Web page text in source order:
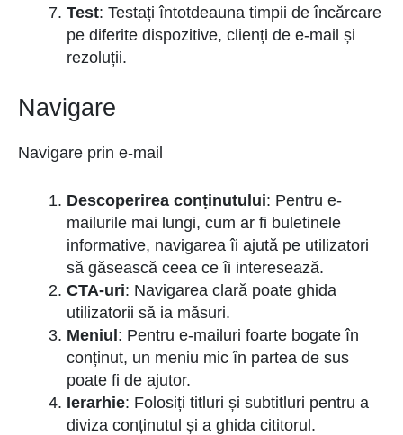
Test: Testați întotdeauna timpii de încărcare
pe diferite dispozitive, clienți de e-mail și
rezoluții.
Navigare
Navigare prin e-mail
Descoperirea conținutului: Pentru e-
mailurile mai lungi, cum ar fi buletinele
informative, navigarea îi ajută pe utilizatori
să găsească ceea ce îi interesează.
CTA-uri: Navigarea clară poate ghida
utilizatorii să ia măsuri.
Meniul: Pentru e-mailuri foarte bogate în
conținut, un meniu mic în partea de sus
poate fi de ajutor.
Ierarhie: Folosiți titluri și subtitluri pentru a
diviza conținutul și a ghida cititorul.